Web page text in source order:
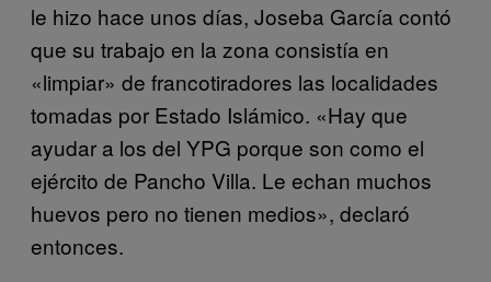
le hizo hace unos días, Joseba García contó
que su trabajo en la zona consistía en
«limpiar» de francotiradores las localidades
tomadas por Estado Islámico. «Hay que
ayudar a los del YPG porque son como el
ejército de Pancho Villa. Le echan muchos
huevos pero no tienen medios», declaró
entonces.